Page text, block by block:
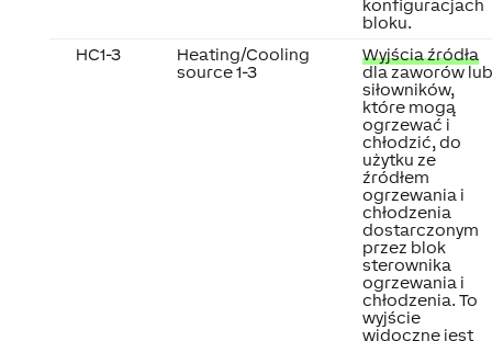
konfiguracjach
bloku.
HC1-3
Heating/Cooling
source 1-3
Wyjścia źródła
dla zaworów lub
siłowników,
które mogą
ogrzewać i
chłodzić, do
użytku ze
źródłem
ogrzewania i
chłodzenia
dostarczonym
przez blok
sterownika
ogrzewania i
chłodzenia. To
wyjście
widoczne jest